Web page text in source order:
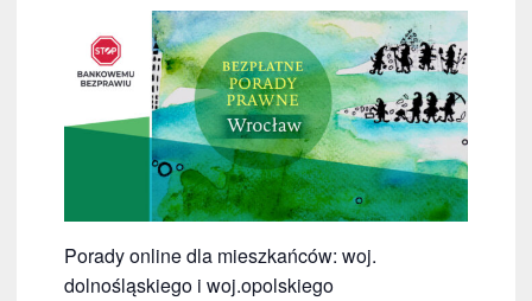
Porady online dla mieszkańców: woj.
dolnośląskiego i woj.opolskiego